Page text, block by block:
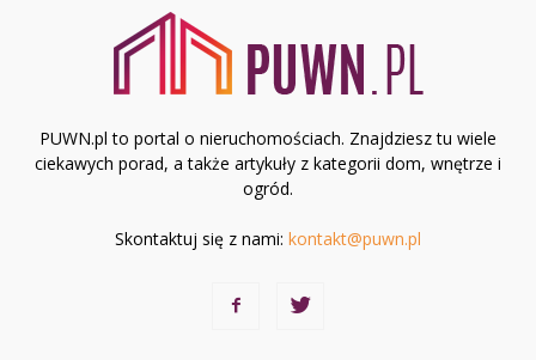
PUWN.pl to portal o nieruchomościach. Znajdziesz tu wiele
ciekawych porad, a także artykuły z kategorii dom, wnętrze i
ogród.
Skontaktuj się z nami: kontakt@puwn.pl